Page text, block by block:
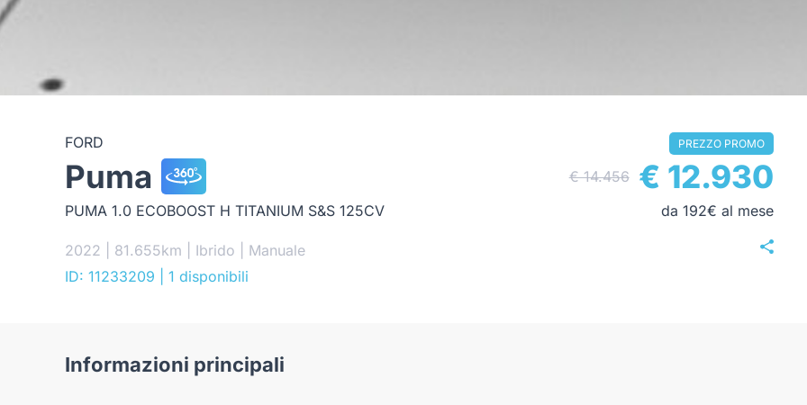
FORD
Puma
PUMA 1.0 ECOBOOST H TITANIUM S&S 125CV
2022 | 81.655km | Ibrido | Manuale
ID: 11233209
| 1 disponibili
PREZZO PROMO
€ 14.456 € 12.930
da 192€ al mese
Informazioni principali